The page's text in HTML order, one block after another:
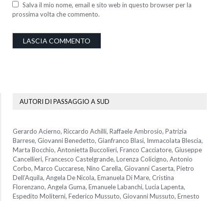
Salva il mio nome, email e sito web in questo browser per la
prossima volta che commento.
AUTORI DI PASSAGGIO A SUD
Gerardo Acierno, Riccardo Achilli, Raffaele Ambrosio, Patrizia
Barrese, Giovanni Benedetto, Gianfranco Blasi, Immacolata Blescia,
Marta Bocchio, Antonietta Buccolieri, Franco Cacciatore, Giuseppe
Cancellieri, Francesco Castelgrande, Lorenza Colicigno, Antonio
Corbo, Marco Cuccarese, Nino Carella, Giovanni Caserta, Pietro
Dell’Aquila, Angela De Nicola, Emanuela Di Mare, Cristina
Florenzano, Angela Guma, Emanuele Labanchi, Lucia Lapenta,
Espedito Moliterni, Federico Mussuto, Giovanni Mussuto, Ernesto